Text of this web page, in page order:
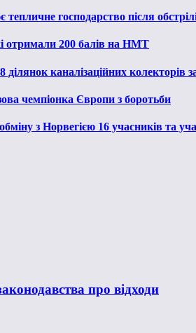
господарство після
отримали 200 балів на НМТ
каналізаційних колекторів
чемпіонка Європи з боротьби
з Норвегією 16 учасників та
про відходи